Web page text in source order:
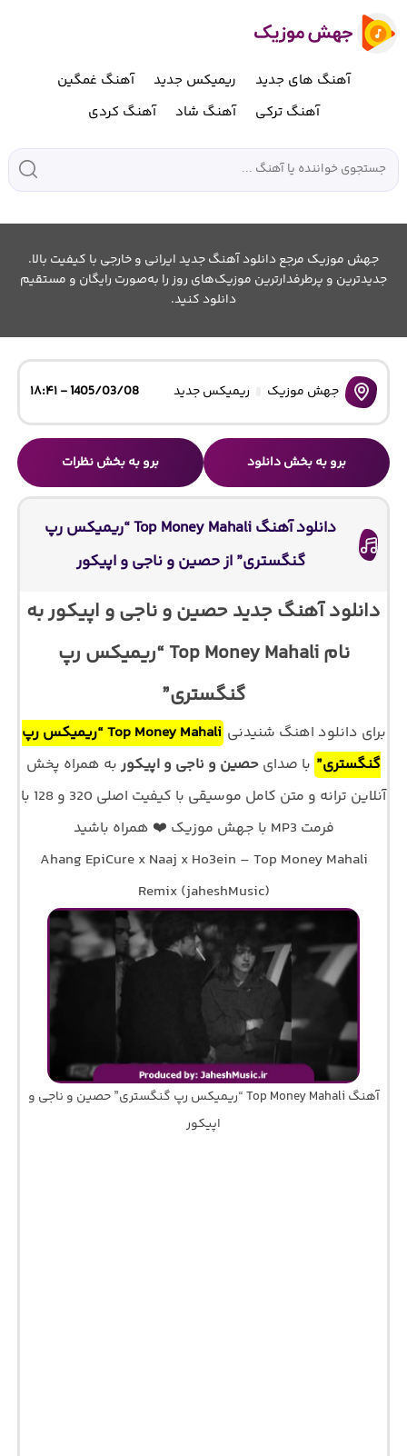
آهنگ های جدید ریمیکس جدید
آهنگ غمگین
آهنگ ترکی
آهنگ شاد آهنگ کردی
جهش موزیک مرجع دانلود آهنگ جدید ایرانی و خارجی با کیفیت بالا.
جدیدترین و پرطرفدارترین موزیک‌های روز را به‌صورت رایگان و مستقیم
دانلود کنید.
جهش موزیک ریمیکس جدید 1405/03/08 - ۱۸:۴۱
برو به بخش دانلود برو به بخش نظرات
دانلود آهنگ Top Money Mahali “ریمیکس رپ
گنگستری” از حصین و ناجی و اپیکور
دانلود آهنگ جدید حصین و ناجی و اپیکور به
نام Top Money Mahali “ریمیکس رپ
گنگستری”
برای دانلود اهنگ شنیدنی
Top Money Mahali “ریمیکس رپ
گنگستری” با صدای حصین و ناجی و اپیکور به همراه پخش
آنلاین ترانه و متن کامل موسیقی با کیفیت اصلی 320 و 128 با
فرمت MP3 با جهش موزیک ❤️ همراه باشید
Ahang EpiCure x Naaj x Ho3ein – Top Money Mahali
Remix (jaheshMusic)
آهنگ Top Money Mahali “ریمیکس رپ گنگستری” حصین و ناجی و
اپیکور